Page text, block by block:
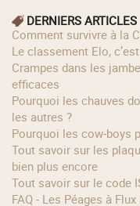
DERNIERS ARTICLES
Comment survivre à la
Le classement Elo,
Crampes dans les jambes : principales causes et solutions
efficaces
Pourquoi les chauves doivent se méfier du soleil bien plus que
les autres ?
Pourquoi les cow‑boys
Tout savoir sur les plaques d'immatriculation françaises et
bien plus encore
Tout savoir sur le code
FAQ - Les Péages à